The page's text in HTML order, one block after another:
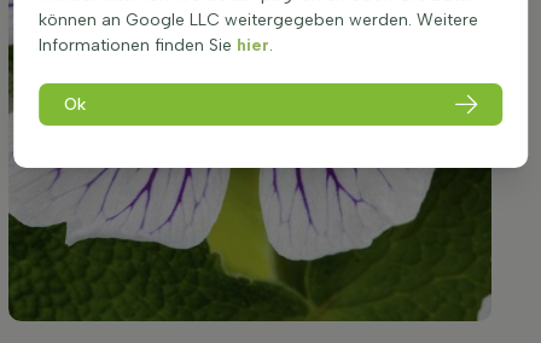
können an Google LLC weitergegeben werden. Weitere
Informationen finden Sie hier.
Ok